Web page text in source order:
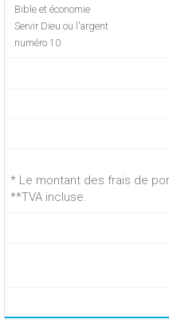
Bible et économie
Servir Dieu ou l'argent
numéro 10
* Le montant des frais de
**TVA incluse.